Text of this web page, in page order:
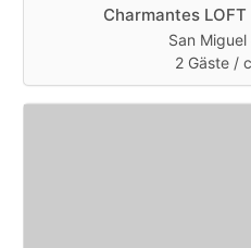
Charmantes
San
2 Gäste /